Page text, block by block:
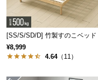
規
約
に
い
[SS/S/SD/D] 竹製すのこベッド
¥8,999
4.64（11）